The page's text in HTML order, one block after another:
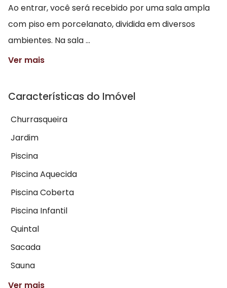
Ao entrar, você será recebido por uma sala ampla
com piso em porcelanato, dividida em diversos
ambientes. Na sala ...
Ver mais
Características do Imóvel
Churrasqueira
Jardim
Piscina
Piscina Aquecida
Piscina Coberta
Piscina Infantil
Quintal
Sacada
Sauna
Ver mais